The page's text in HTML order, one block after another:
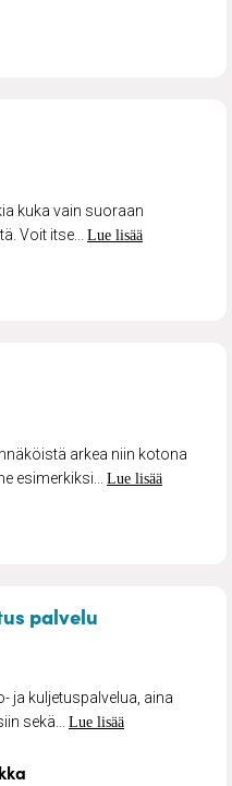
apu
kuka vain suoraan
Voit itse... Lue lisää
apu
arkea niin kotona
esimerkiksi... Lue lisää
palvelu
ja kuljetuspalvelua, aina
sekä... Lue lisää